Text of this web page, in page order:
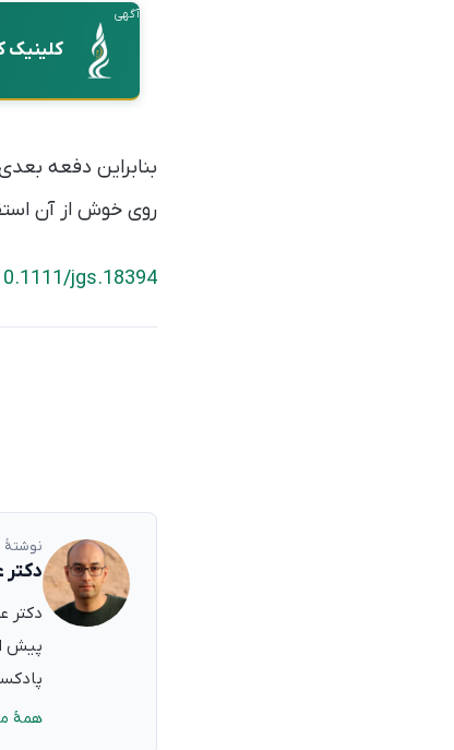
آگهی
کلینیک
بنابراین دفعه
روی خوش از آن
jgs.18394
نوشتهٔ
پیش
همهٔ